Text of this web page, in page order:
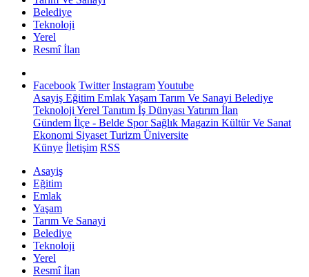
Belediye
Teknoloji
Yerel
Resmî İlan
Facebook Twitter InstagramYoutube
Asayiş Eğitim EmlakYaşam Tarım Ve Sanayi Belediye
Teknoloji Yerel Tanıtım İş Dünyası Yatırım İlan
Gündem İlçe - Belde SporSağlık Magazin Kültür Ve Sanat
Ekonomi Siyaset Turizm Üniversite
Künye İletişim RSS
Asayiş
Eğitim
Emlak
Yaşam
Tarım Ve Sanayi
Belediye
Teknoloji
Yerel
Resmî İlan